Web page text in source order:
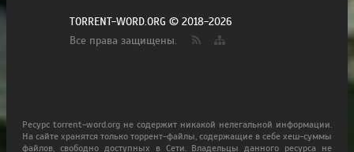
TORRENT-WORD.ORG © 2018-2026
Все права защищены.
Ресурс torrent-word.org не содержит никакой нелегальной информации.
На сайте хранятся только торрент-файлы, содержащие в себе хеш-суммы
файлов, свободно доступных в Сети. Владельцы данного ресурса не